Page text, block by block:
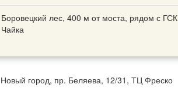
Боровецкий лес, 400 м от моста, рядом с ГСК
Чайка
Новый город, пр. Беляева, 12/31, ТЦ Фреско